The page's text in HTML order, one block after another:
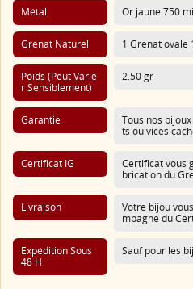
Métal Or jaune 750
Grenat Naturel 1 Grenat ovale
Poids (Peut Varie
R Sensiblement)
2.50 gr
Garantie
Tous nos
ts ou vices
Certificat IG
Certificat vous
brication du
Livraison
Votre bijou
mpagné du
Expédition Sous
48 H
Sauf pour les